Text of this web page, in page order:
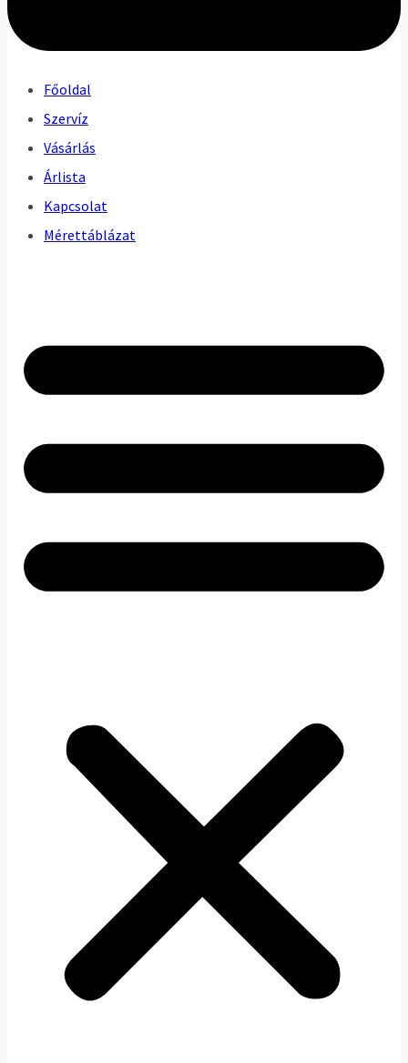
Főoldal
Szervíz
Vásárlás
Árlista
Kapcsolat
Mérettáblázat